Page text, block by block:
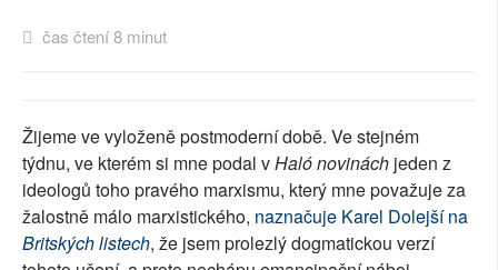
PŘÍSPĚVKY NA PROVOZ
SOCIÁLNÍ SÍTĚ
čas čtení 8 minut
Žijeme ve vyloženě postmoderní době. Ve stejném
týdnu, ve kterém si mne podal vHaló novinách jeden z
ideologů toho pravého marxismu, který mne považuje za
žalostně málo marxistického, naznačuje Karel Dolejší na
Britských listech, že jsem prolezlý dogmatickou verzí